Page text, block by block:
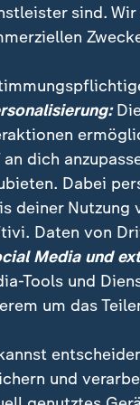
auf der
Stoff
floh.
sind.
an dich
Dabei
deiner Nutzung
Daten von
Media und
Tools und
um das
und